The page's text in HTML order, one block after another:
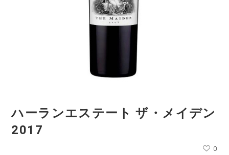
ハーランエステート ザ・メイデン
2017
0